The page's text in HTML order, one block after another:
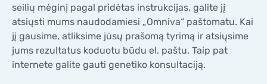
seilių mėginį pagal pridėtas instrukcijas, galite jį
atsiųsti mums naudodamiesi „Omniva“ paštomatu. Kai
jį gausime, atliksime jūsų prašomą tyrimą ir atsiųsime
jums rezultatus koduotu būdu el. paštu. Taip pat
internete galite gauti genetiko konsultaciją.